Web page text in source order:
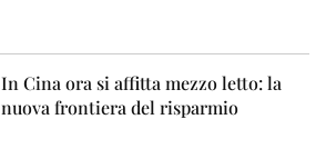
In Cina ora si affitta mezzo letto: la
nuova frontiera del risparmio